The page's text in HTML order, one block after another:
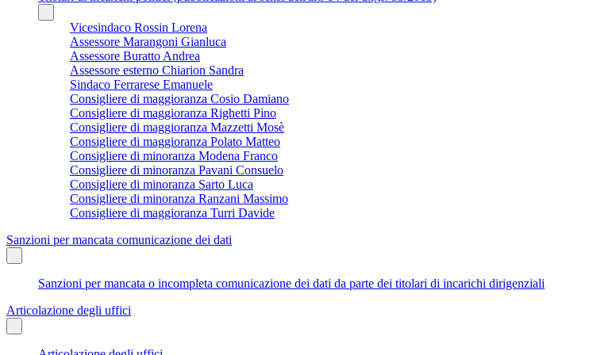
Vicesindaco Rossin Lorena
Assessore Marangoni Gianluca
Assessore Buratto Andrea
Assessore esterno Chiarion Sandra
Sindaco Ferrarese Emanuele
Consigliere di maggioranza Cosio Damiano
Consigliere di maggioranza Righetti Pino
Consigliere di maggioranza Mazzetti Mosè
Consigliere di maggioranza Polato Matteo
Consigliere di minoranza Modena Franco
Consigliere di minoranza Pavani Consuelo
Consigliere di minoranza Sarto Luca
Consigliere di minoranza Ranzani Massimo
Consigliere di maggioranza Turri Davide
Sanzioni per mancata comunicazione dei dati
Sanzioni per mancata o incompleta comunicazione dei dati da parte dei titolari di incarichi dirigenziali
Articolazione degli uffici